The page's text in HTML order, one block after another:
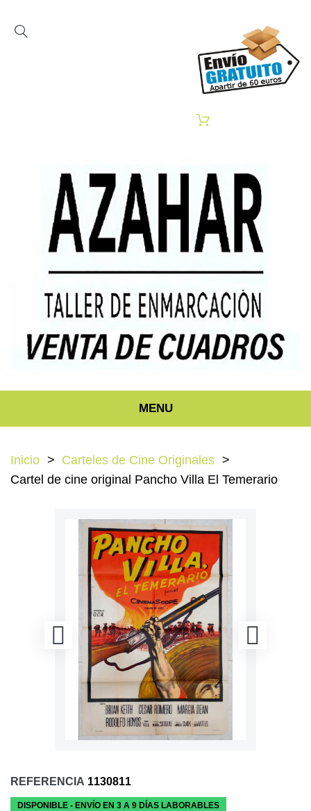
MENU
Inicio
Carteles de Cine Originales
Cartel de cine original Pancho Villa El Temerario
REFERENCIA 1130811
DISPONIBLE - ENVÍO EN 3 A 9 DÍAS LABORABLES